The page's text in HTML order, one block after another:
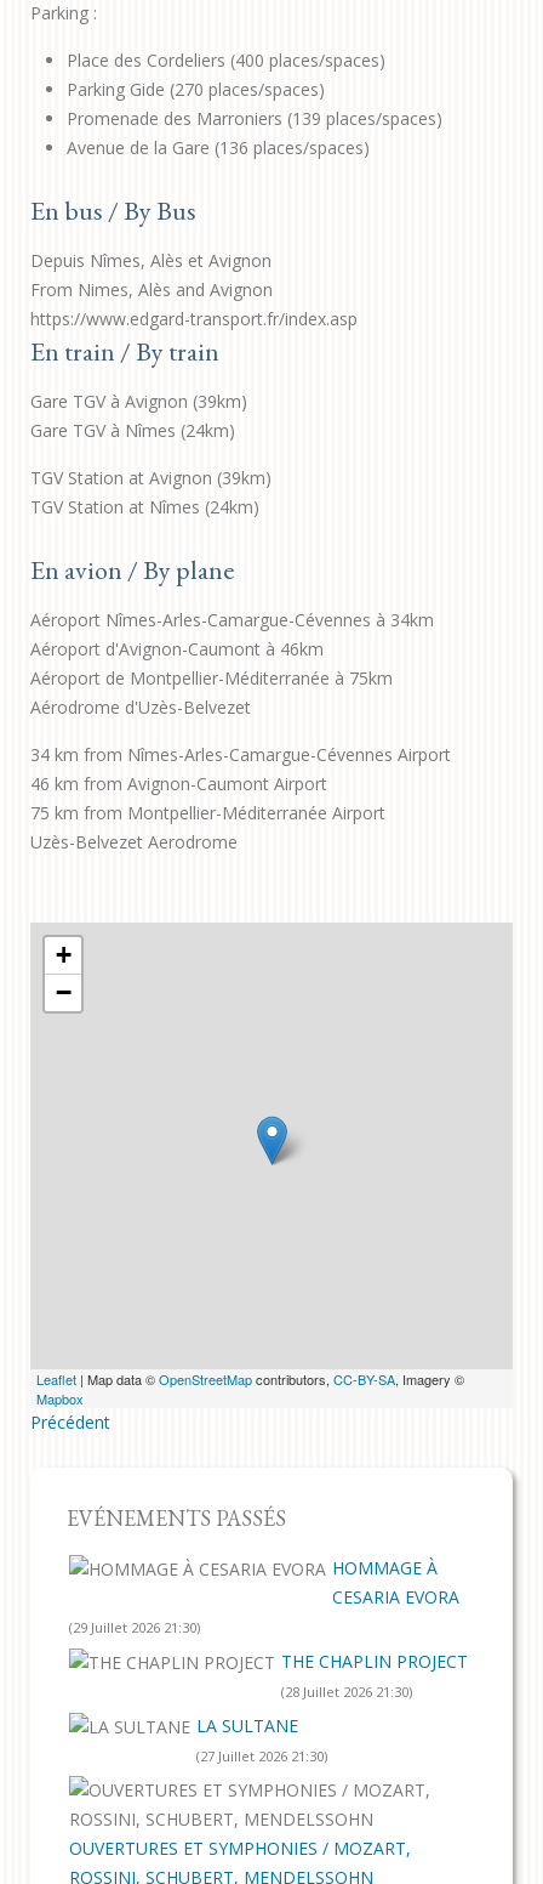
Parking :
Place des Cordeliers (400 places/spaces)
Parking Gide (270 places/spaces)
Promenade des Marroniers (139 places/spaces)
Avenue de la Gare (136 places/spaces)
En bus / By Bus
Depuis Nîmes, Alès et Avignon
From Nimes, Alès and Avignon
https://www.edgard-transport.fr/index.asp
En train / By train
Gare TGV à Avignon (39km)
Gare TGV à Nîmes (24km)
TGV Station at Avignon (39km)
TGV Station at Nîmes (24km)
En avion / By plane
Aéroport Nîmes-Arles-Camargue-Cévennes à 34km
Aéroport d'Avignon-Caumont à 46km
Aéroport de Montpellier-Méditerranée à 75km
Aérodrome d'Uzès-Belvezet
34 km from Nîmes-Arles-Camargue-Cévennes Airport
46 km from Avignon-Caumont Airport
75 km from Montpellier-Méditerranée Airport
Uzès-Belvezet Aerodrome
+
−
Leaflet | Map data ©OpenStreetMapcontributors, CC-BY-SA, Imagery ©
Mapbox
Précédent
EVÉNEMENTS PASSÉS
HOMMAGE À
CESARIA EVORA
(29 Juillet 2026 21:30)
THE CHAPLIN PROJECT
(28 Juillet 2026 21:30)
LA SULTANE
(27 Juillet 2026 21:30)
OUVERTURES ET SYMPHONIES / MOZART,
ROSSINI, SCHUBERT, MENDELSSOHN